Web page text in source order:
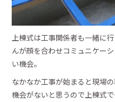
上棟式は工事関係者も一緒に
んが顔を合わせコミュニケー
い機会。
なかなか工事が始まると現場
機会がないと思うので上棟式